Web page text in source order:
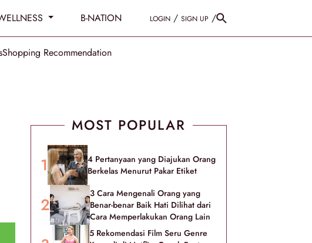
B-NATION LOGIN / SIGN UP /
Shopping Recommendation
MOST POPULAR
4 Pertanyaan yang Diajukan Orang
Berkelas Menurut Pakar Etiket
3 Cara Mengenali Orang yang
Benar-benar Baik Hati Dilihat dari
Cara Memperlakukan Orang Lain
5 Rekomendasi Film Seru Genre